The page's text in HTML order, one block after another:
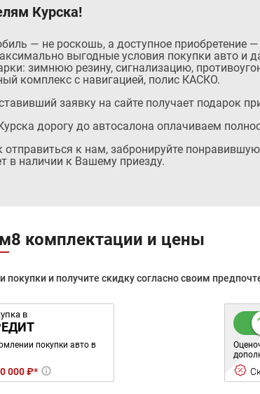
Курска!
— не роскошь, а доступное приобретение
выгодные условия покупки авто и
зимнюю резину, сигнализацию,
комплекс с навигацией, полис КАСКО.
заявку на сайте получает подарок
дорогу до автосалона оплачиваем
отправиться к нам, забронируйте
в наличии к Вашему приезду.
комплектации и цены
покупки и получите скидку согласно своим
в
покупки авто в
000 ₽*